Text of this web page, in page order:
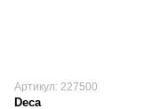
Артикул: 227500
Deca